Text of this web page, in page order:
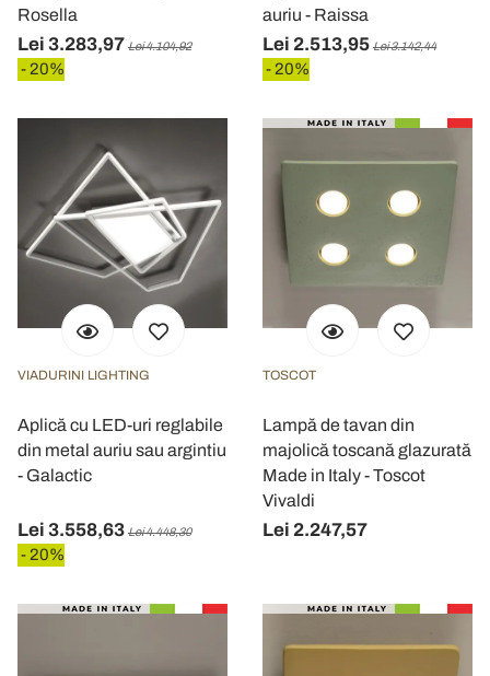
Rosella
Lei 3.283,97 Lei 4.104,92
- 20%
auriu - Raissa
Lei 2.513,95 Lei 3.142,44
- 20%
VIADURINI LIGHTING
Aplică cu LED-uri reglabile
din metal auriu sau argintiu
- Galactic
Lei 3.558,63 Lei 4.448,30
- 20%
TOSCOT
Lampă de tavan din
majolică toscană glazurată
Made in Italy - Toscot
Vivaldi
Lei 2.247,57